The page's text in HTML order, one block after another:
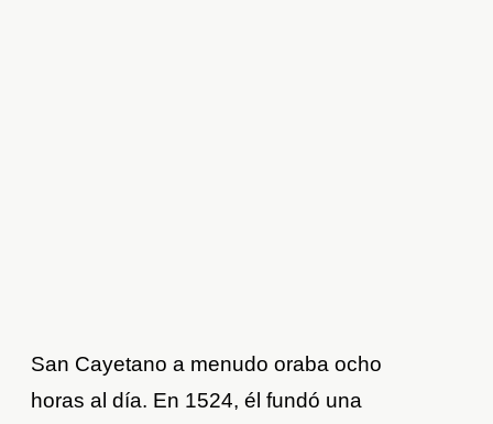
San Cayetano a menudo oraba ocho
horas al día. En 1524, él fundó una